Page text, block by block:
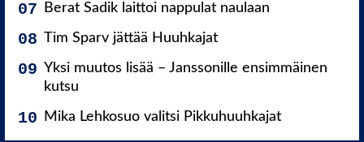
Berat Sadik laittoi nappulat naulaan
Tim Sparv jättää Huuhkajat
Yksi muutos lisää – Janssonille ensimmäinen
kutsu
Mika Lehkosuo valitsi Pikkuhuuhkajat